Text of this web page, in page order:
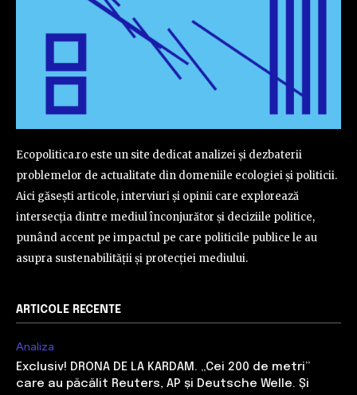
Ecopolitica.ro este un site dedicat analizei și dezbaterii
problemelor de actualitate din domeniile ecologiei și politicii.
Aici găsești articole, interviuri și opinii care explorează
intersecția dintre mediul înconjurător și deciziile politice,
punând accent pe impactul pe care politicile publice le au
asupra sustenabilității și protecției mediului.
ARTICOLE RECENTE
Analiza
Exclusiv! DRONA DE LA KARDAM. „Cei 200 de metri”
care au păcălit Reuters, AP și Deutsche Welle. Și